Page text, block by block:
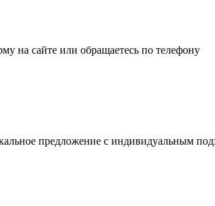
на сайте или обращаетесь по телефону
предложение с индивидуальным